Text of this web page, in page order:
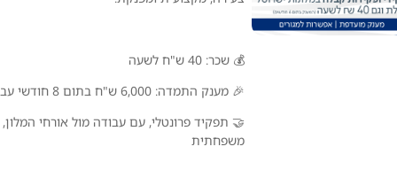
💰 שכר: 40 ש"ח לשעה
🎉 מענק התמדה: 6,000 ש"ח בתום 8 חודשי עבודה
🤝 תפקיד פרונטלי, עם עבודה מול אורחי המלון,
משפחתית